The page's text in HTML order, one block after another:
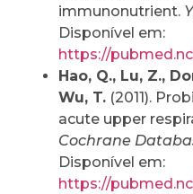
immunonutrient.
Disponível em:
https://
Hao, Q., Lu, Z.,
Wu, T. (2011).
acute upper
Cochrane
Disponível em:
https://